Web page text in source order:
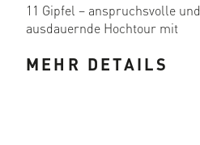
11 Gipfel – anspruchsvolle und
ausdauernde Hochtour mit
genügen, um ...
MEHR DETAILS